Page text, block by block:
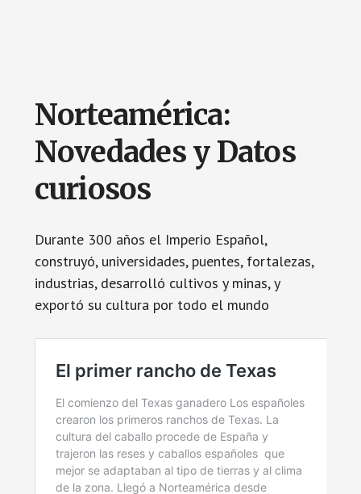
Norteamérica:
Novedades y Datos
curiosos
Durante 300 años el Imperio Español,
construyó, universidades, puentes, fortalezas,
industrias, desarrolló cultivos y minas, y
exportó su cultura por todo el mundo